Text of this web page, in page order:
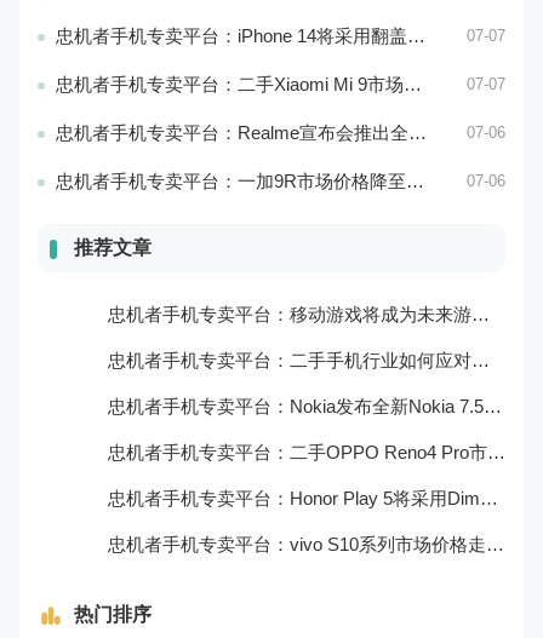
忠机者手机专卖平台：iPhone 14将采用翻盖式设计？ 07-07
忠机者手机专卖平台：二手Xiaomi Mi 9市场价格相对稳定 07-07
忠机者手机专卖平台：Realme宣布会推出全新Realme X10 Max 5G 07-06
忠机者手机专卖平台：一加9R市场价格降至2000元以下 07-06
推荐文章
忠机者手机专卖平台：移动游戏将成为未来游戏市场的重要组成部分
忠机者手机专卖平台：二手手机行业如何应对大数据的应用
忠机者手机专卖平台：Nokia发布全新Nokia 7.5，搭载大电池和优化相机
忠机者手机专卖平台：二手OPPO Reno4 Pro市场价格持续上涨
忠机者手机专卖平台：Honor Play 5将采用Dimensity 800U芯片
忠机者手机专卖平台：vivo S10系列市场价格走势平稳
热门排序